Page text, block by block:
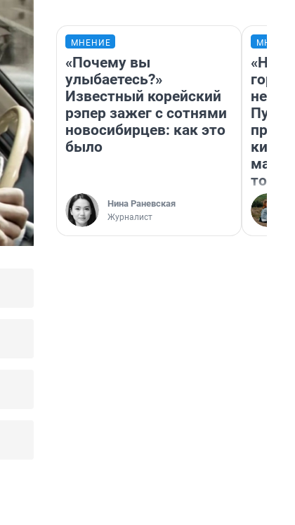
МНЕНИЕ
«Почему вы
улыбаетесь?»
Известный корейский
рэпер зажег с сотнями
новосибирцев: как это
было
Нина Раневская
Журналист
«Нет
того